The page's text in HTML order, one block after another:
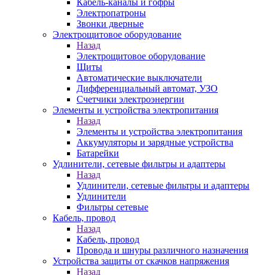
Кабель-каналы и гофры
Электропатроны
Звонки дверные
Электрощитовое оборудование
Назад
Электрощитовое оборудование
Щиты
Автоматические выключатели
Дифференциальный автомат, УЗО
Счетчики электроэнергии
Элементы и устройства электропитания
Назад
Элементы и устройства электропитания
Аккумуляторы и зарядные устройства
Батарейки
Удлинители, сетевые фильтры и адаптеры
Назад
Удлинители, сетевые фильтры и адаптеры
Удлинители
Фильтры сетевые
Кабель, провод
Назад
Кабель, провод
Провода и шнуры различного назначения
Устройства защиты от скачков напряжения
Назад